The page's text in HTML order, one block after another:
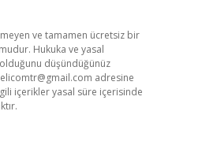
ve tamamen ücretsiz bir
Hukuka ve yasal
düşündüğünüz
adresine
içerikler yasal süre içerisinde